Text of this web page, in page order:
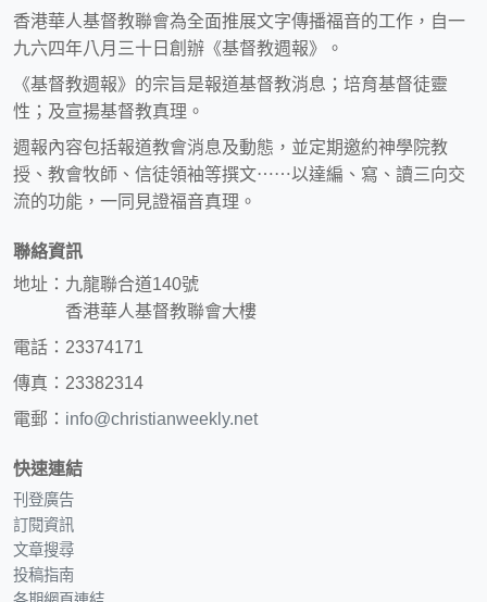
香港華人基督教聯會為全面推展文字傳播福音的工作，自一
九六四年八月三十日創辦《基督教週報》。
《基督教週報》的宗旨是報道基督教消息；培育基督徒靈
性；及宣揚基督教真理。
週報內容包括報道教會消息及動態，並定期邀約神學院教
授、教會牧師、信徒領袖等撰文⋯⋯以達編、寫、讀三向交
流的功能，一同見證福音真理。
聯絡資訊
地址：九龍聯合道140號
香港華人基督教聯會大樓
電話：23374171
傳真：23382314
電郵： info@christianweekly.net
快速連結
刊登廣告
訂閱資訊
文章搜尋
投稿指南